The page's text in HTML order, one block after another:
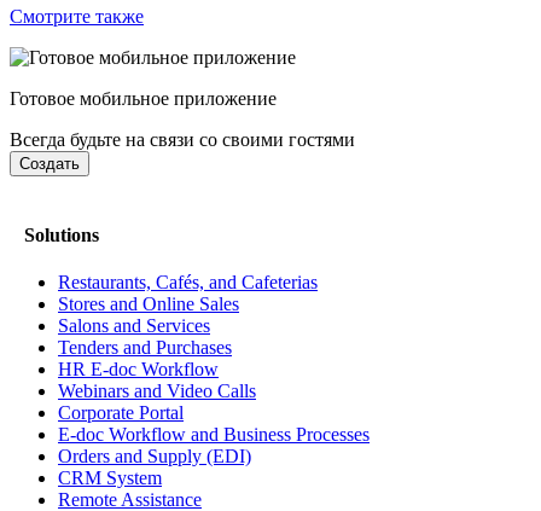
Смотрите также
Готовое мобильное приложение
Всегда будьте на связи со своими гостями
Создать
Solutions
Restaurants, Cafés, and Cafeterias
Stores and Online Sales
Salons and Services
Tenders and Purchases
HR E-doc Workflow
Webinars and Video Calls
Corporate Portal
E-doc Workflow and Business Processes
Orders and Supply (EDI)
CRM System
Remote Assistance